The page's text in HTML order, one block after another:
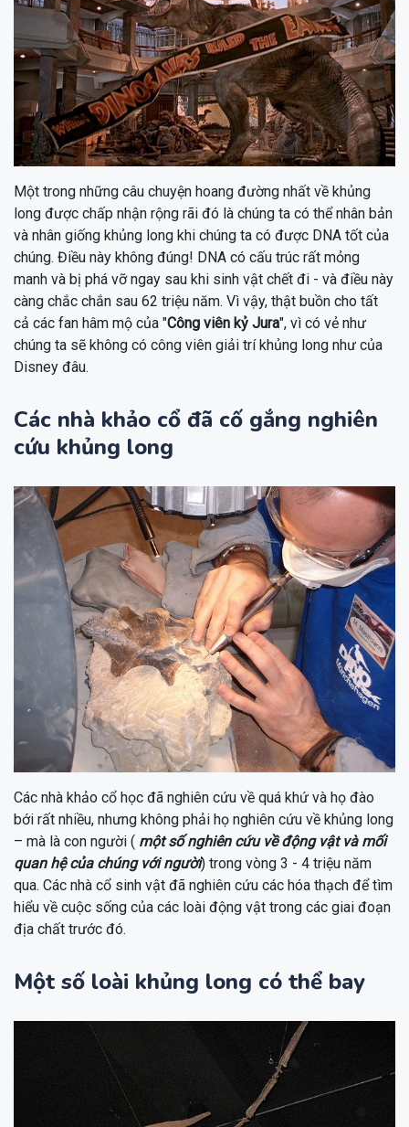
Một trong những câu chuyện hoang đường nhất về khủng
long được chấp nhận rộng rãi đó là chúng ta có thể nhân bản
và nhân giống khủng long khi chúng ta có được DNA tốt của
chúng. Điều này không đúng! DNA có cấu trúc rất mỏng
manh và bị phá vỡ ngay sau khi sinh vật chết đi - và điều này
càng chắc chắn sau 62 triệu năm. Vì vậy, thật buồn cho tất
cả các fan hâm mộ của "Công viên kỷ Jura", vì có vẻ như
chúng ta sẽ không có công viên giải trí khủng long như của
Disney đâu.
Các nhà khảo cổ đã cố gắng nghiên
cứu khủng long
Các nhà khảo cổ học đã nghiên cứu về quá khứ và họ đào
bới rất nhiều, nhưng không phải họ nghiên cứu về khủng long
– mà là con người ( một số nghiên cứu về động vật và mối
quan hệ của chúng với người) trong vòng 3 - 4 triệu năm
qua. Các nhà cổ sinh vật đã nghiên cứu các hóa thạch để tìm
hiểu về cuộc sống của các loài động vật trong các giai đoạn
địa chất trước đó.
Một số loài khủng long có thể bay